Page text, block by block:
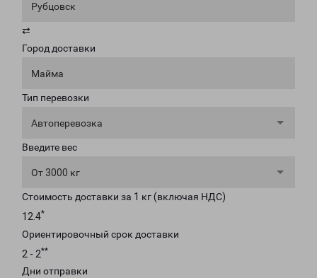
Рубцовск
⇄
Город доставки
Майма
Тип перевозки
Автоперевозка
Введите вес
От 3000 кг
Стоимость доставки за 1 кг (включая НДС)
12.4*
Ориентировочный срок доставки
2 - 2**
Дни отправки